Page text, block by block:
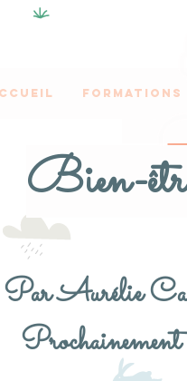
Bien-
Par Aurélie
Formations